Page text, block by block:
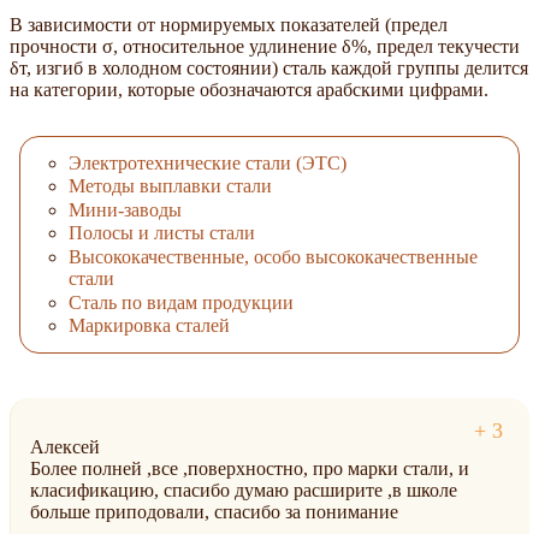
В зависимости от нормируемых показателей (предел
прочности σ, относительное удлинение δ%, предел текучести
δт, изгиб в холодном состоянии) сталь каждой группы делится
на категории, которые обозначаются арабскими цифрами.
Электротехнические стали (ЭТС)
Методы выплавки стали
Мини-заводы
Полосы и листы стали
Высококачественные, особо высококачественные
стали
Сталь по видам продукции
Маркировка сталей
Алексей
Более полней ,все ,поверхностно, про марки стали, и
класификацию, спасибо думаю расширите ,в школе
больше приподовали, спасибо за понимание